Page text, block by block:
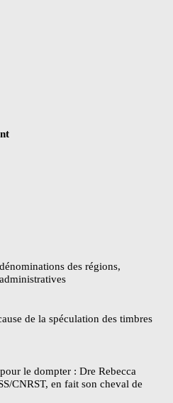
des régions,
de la spéculation des timbres
le dompter : Dre Rebecca
CNRST, en fait son cheval de